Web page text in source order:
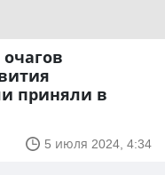
приняли в
5 июля 2024, 4:34